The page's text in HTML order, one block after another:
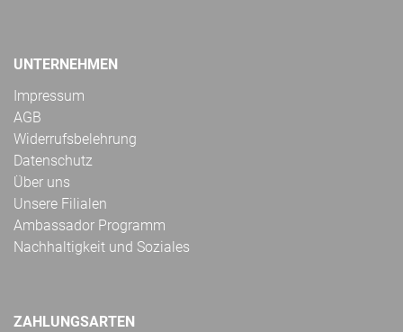
UNTERNEHMEN
Impressum
AGB
Widerrufsbelehrung
Datenschutz
Über uns
Unsere Filialen
Ambassador Programm
Nachhaltigkeit und Soziales
ZAHLUNGSARTEN